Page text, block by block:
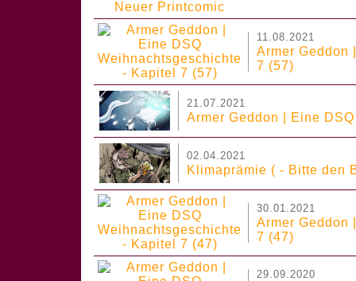
11.08.2021
Armer Geddon
7 (57)
21.07.2021
Armer Geddon | Eine
02.04.2021
Klimaprämie ( - Bitte den
30.01.2021
Armer Geddon
7 (47)
29.09.2020